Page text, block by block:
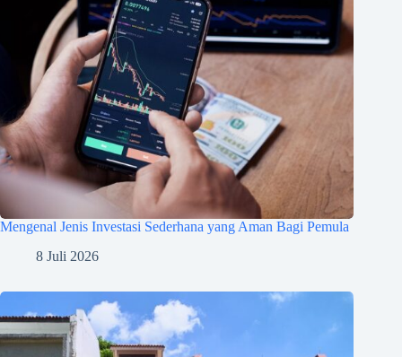
Mengenal Jenis Investasi Sederhana yang Aman Bagi Pemula
8 Juli 2026